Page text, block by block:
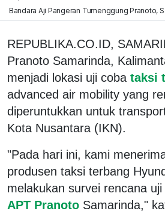
Bandara Aji Pangeran Tumenggung Pranoto,
REPUBLIKA.CO.ID,
Pranoto Samarinda,
menjadi lokasi uji coba taksi
advanced air mobility yang
diperuntukkan untuk
Kota Nusantara (IKN).
"Pada hari ini, kami
produsen taksi terbang
melakukan survei rencana uji
APT Pranoto Samarinda,"